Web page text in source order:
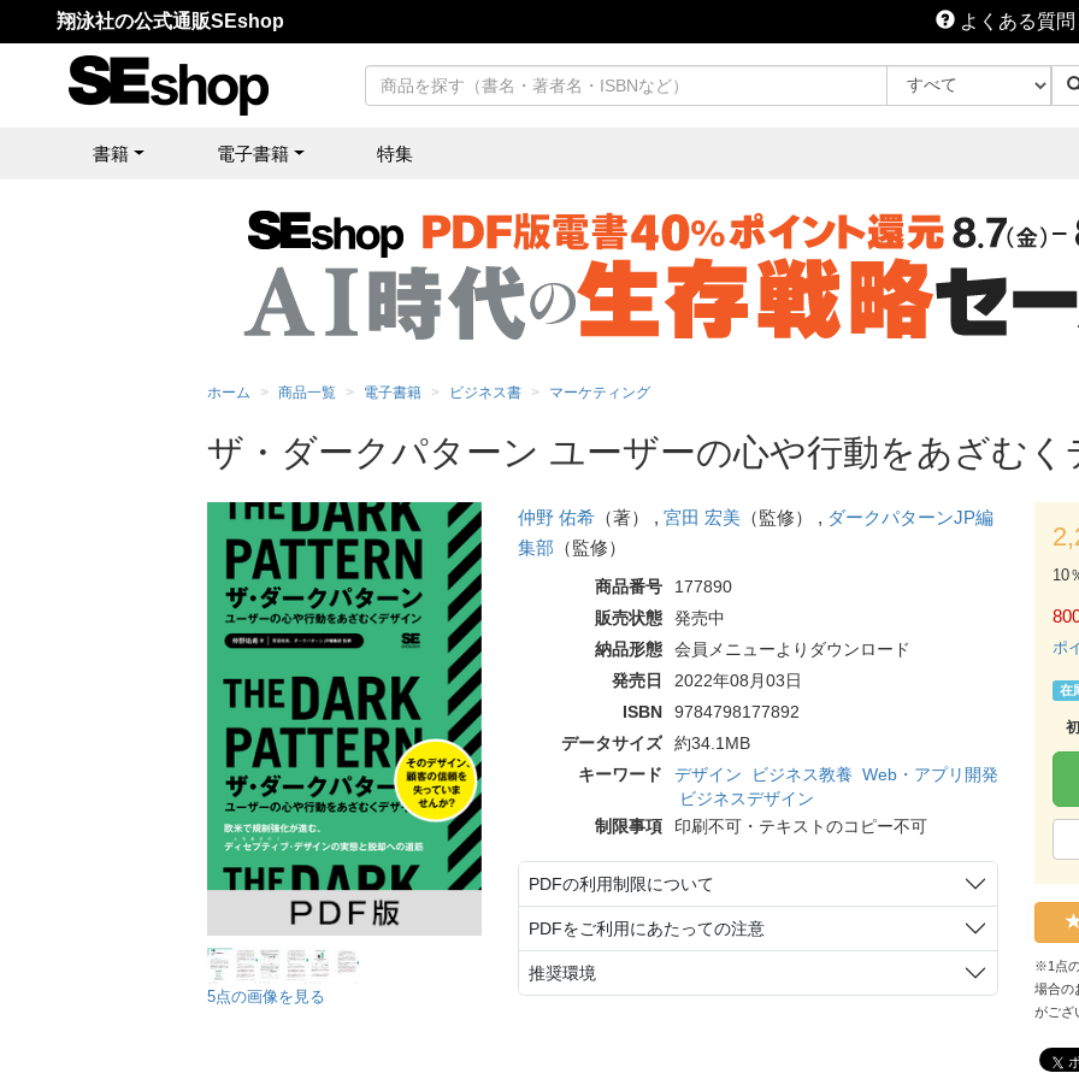
翔泳社の公式通販SEshop よくある質問
書籍 電子書籍 特集
ホーム 商品一覧 電子書籍 ビジネス書 マーケティング
ザ・ダークパターン ユーザーの心や行動をあざむ
5点の画像を見る
仲野 佑希（著） , 宮田 宏美 （監修） , ダークパターンJP編
集部 （監修）
商品番号
177890
販売状態
発売中
納品形態
会員メニューよりダウンロード
発売日
2022年08月03日
ISBN
9784798177892
データサイズ
約34.1MB
キーワード
デザイン ビジネス教養 Web・アプリ開発
ビジネスデザイン
制限事項
印刷不可・テキストのコピー不可
PDFの利用制限について
PDFをご利用にあたっての注意
推奨環境
10
ポ
在
※1点
場合の
がござ